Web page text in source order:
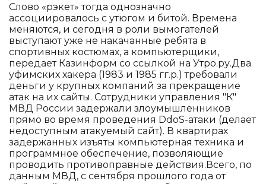
Слово «рэкет» тогда однозначно
ассоциировалось с утюгом и битой. Времена
меняются, и сегодня в роли вымогателей
выступают уже не накачанные ребята в
спортивных костюмах, а компьютерщики,
передает Казинформ со ссылкой на Утро.ру.Два
уфимских хакера (1983 и 1985 гг.р.) требовали
деньги у крупных компаний за прекращение
атак на их сайты. Сотрудники управления "К"
МВД России задержали злоумышленников
прямо во время проведения DdoS-атаки (делает
недоступным атакуемый сайт). В квартирах
задержанных изъяты компьютерная техника и
программное обеспечение, позволяющие
проводить противоправные действия.Всего, по
данным МВД, с сентября прошлого года от